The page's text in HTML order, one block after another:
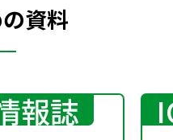
資料
報誌